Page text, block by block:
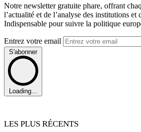
Notre newsletter gratuite phare, offrant
l’actualité et de l’analyse des institutions et
Indispensable pour suivre la politique
Entrez votre email
S'abonner
Loading...
LES PLUS RÉCENTS